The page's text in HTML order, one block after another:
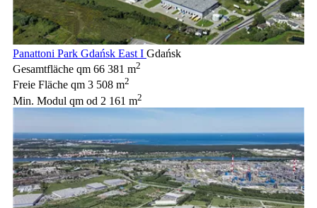
Panattoni Park Gdańsk East I Gdańsk
Gesamtfläche qm 66 381 m2
Freie Fläche qm 3 508 m2
Min. Modul qm od 2 161 m2